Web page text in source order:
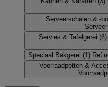
Serveerschalen & -
Servies & Tafelgerei (6)
Speciaal Bakgerei (1)
Voorraadpotten &